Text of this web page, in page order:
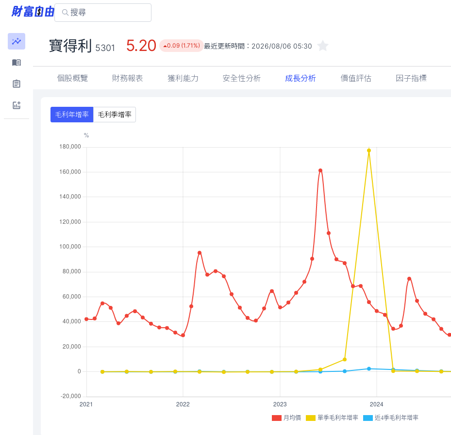
寶得利 5301 5.20 0.09 (1.71%) 最近更新時間： 2026/08/06 05:30
個股概覽 財務報表 獲利能力 安全性分析 成長分析 價值評估 因子指標
毛利年增率 毛利季增率
月均價 單季毛利年增率 近4季毛利年增率